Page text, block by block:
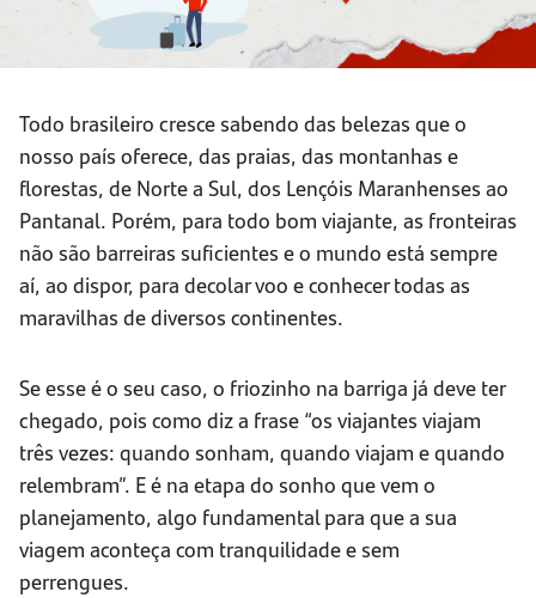
Todo brasileiro cresce sabendo das belezas que o
nosso país oferece, das praias, das montanhas e
florestas, de Norte a Sul, dos Lençóis Maranhenses ao
Pantanal. Porém, para todo bom viajante, as fronteiras
não são barreiras suficientes e o mundo está sempre
aí, ao dispor, para decolar voo e conhecer todas as
maravilhas de diversos continentes.
Se esse é o seu caso, o friozinho na barriga já deve ter
chegado, pois como diz a frase “os viajantes viajam
três vezes: quando sonham, quando viajam e quando
relembram”. E é na etapa do sonho que vem o
planejamento, algo fundamental para que a sua
viagem aconteça com tranquilidade e sem
perrengues.